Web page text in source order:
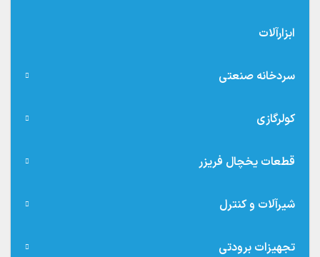
ابزارآلات
سردخانه صنعتی
کولرگازی
قطعات یخچال فریزر
شیرآلات و کنترل
تجهیزات برودتی